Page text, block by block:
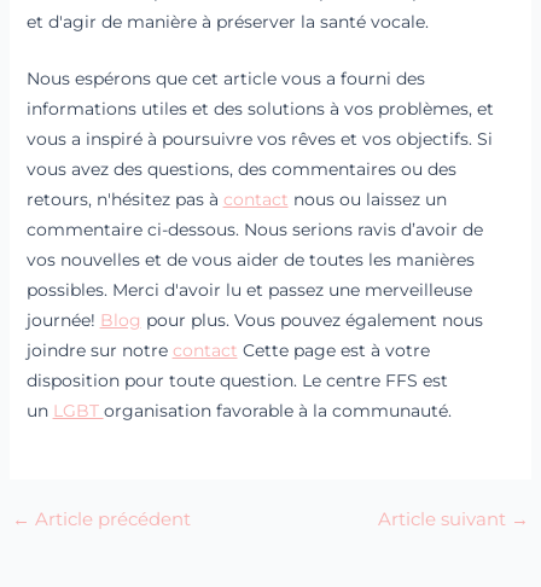
et d'agir de manière à préserver la santé vocale.
Nous espérons que cet article vous a fourni des
informations utiles et des solutions à vos problèmes, et
vous a inspiré à poursuivre vos rêves et vos objectifs. Si
vous avez des questions, des commentaires ou des
retours, n'hésitez pas à contact nous ou laissez un
commentaire ci-dessous. Nous serions ravis d’avoir de
vos nouvelles et de vous aider de toutes les manières
possibles. Merci d'avoir lu et passez une merveilleuse
journée! Blog pour plus. Vous pouvez également nous
joindre sur notre contact Cette page est à votre
disposition pour toute question. Le centre FFS est
un LGBT organisation favorable à la communauté.
← Article précédent Article suivant →